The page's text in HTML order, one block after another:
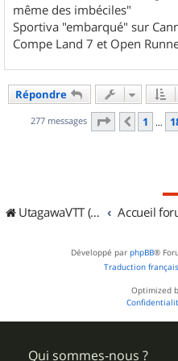
même des imbéciles"
Sportiva "embarqué" sur
Compe Land 7 et Open
Répondre
277 messages Page 20 sur
1 …
UtagawaVTT (Randos VTT et VTTAE avec traces GPS) Accueil
Développé par phpBB®
Traduction
Optimized
Qui sommes-nous ?